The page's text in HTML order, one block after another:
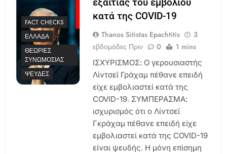
FACT CHECKS
ΕΛΛΆΔΑ
ΘΕΩΡΊΕΣ
ΣΥΝΩΜΟΣΊΑΣ
ΨΕΥΔΈΣ
κατά της COVID-19
Thanos Sitistas Epachtitis
3
εβδομάδες Πριν
0 1 mins
ΙΣΧΥΡΙΣΜΟΣ: Ο γερουσιαστής
Λίντσεϊ Γράχαμ πέθανε επειδή
είχε εμβολιαστεί κατά της
COVID-19. ΣΥΜΠΕΡΑΣΜΑ:
ισχυρισμός ότι ο Λίντσεϊ
Γκράχαμ πέθανε επειδή είχε
εμβολιαστεί κατά της COVID-19
είναι ψευδής. Η μόνη επίσημη